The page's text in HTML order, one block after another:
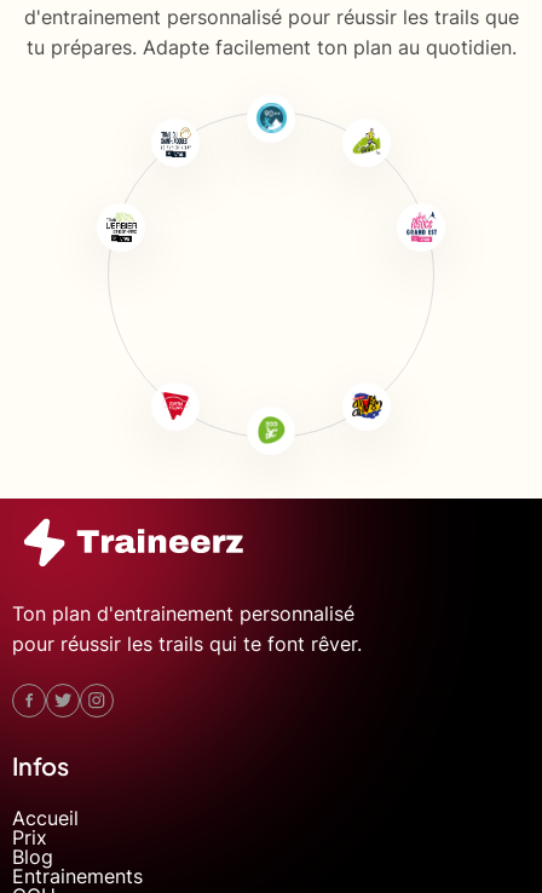
d'entrainement personnalisé pour réussir les trails que
tu prépares. Adapte facilement ton plan au quotidien.
Ton plan d'entrainement personnalisé
pour réussir les trails qui te font rêver.
Infos
Accueil
Prix
Blog
Entrainements